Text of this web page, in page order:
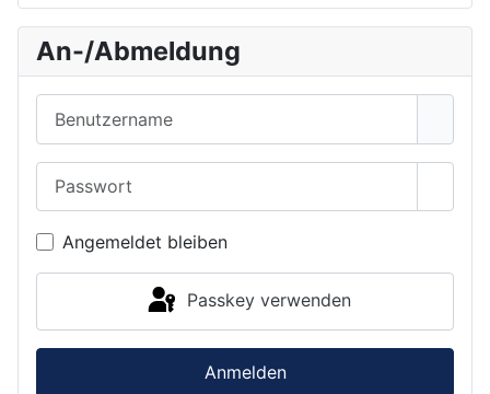
An-/Abmeldung
Angemeldet bleiben
Passkey verwenden
Anmelden